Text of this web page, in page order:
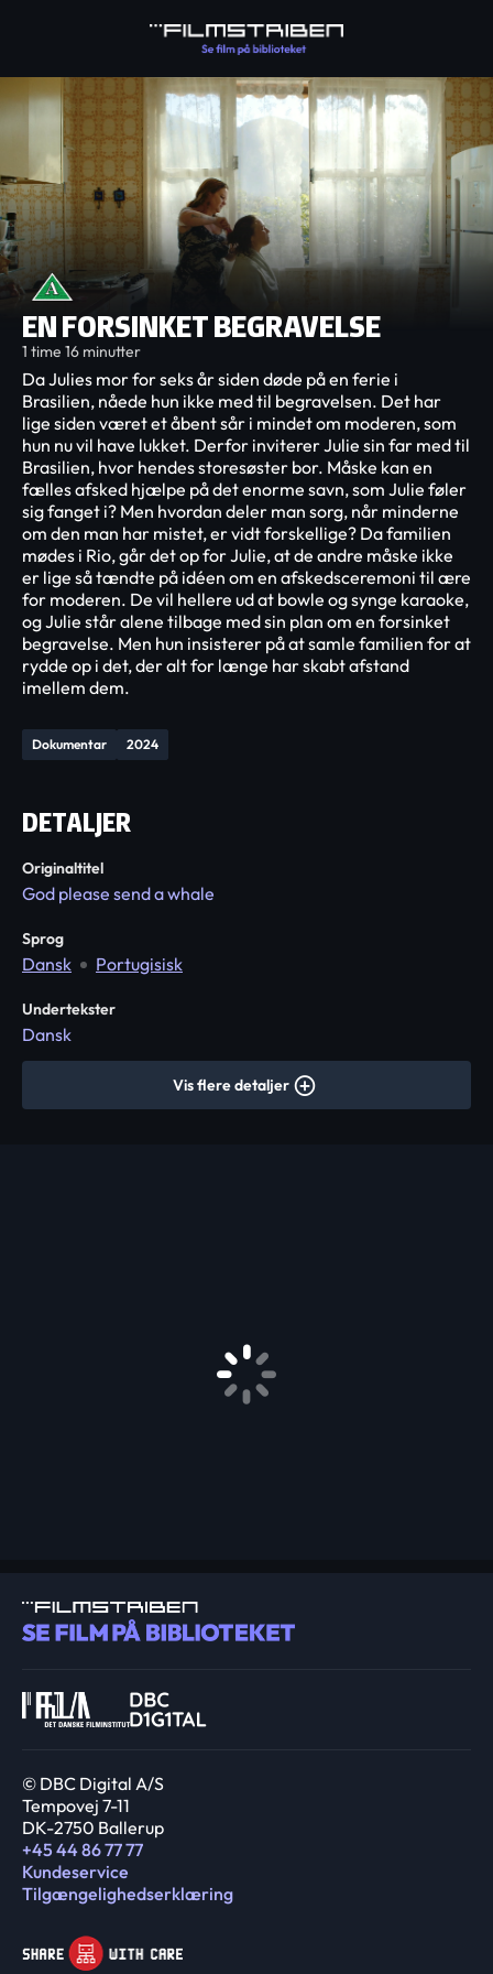
EN FORSINKET BEGRAVELSE
1 time 16 minutter
Dokumentar 2024
Da Julies mor for seks år siden døde på en ferie i
Brasilien, nåede hun ikke med til begravelsen. Det har
lige siden været et åbent sår i mindet om moderen, som
hun nu vil have lukket. Derfor inviterer Julie sin far med til
Brasilien, hvor hendes storesøster bor. Måske kan en
fælles afsked hjælpe på det enorme savn, som Julie føler
sig fanget i? Men hvordan deler man sorg, når minderne
om den man har mistet, er vidt forskellige? Da familien
mødes i Rio, går det op for Julie, at de andre måske ikke
er lige så tændte på idéen om en afskedsceremoni til ære
for moderen. De vil hellere ud at bowle og synge karaoke,
og Julie står alene tilbage med sin plan om en forsinket
begravelse. Men hun insisterer på at samle familien for at
rydde op i det, der alt for længe har skabt afstand
imellem dem.
DETALJER
Originaltitel
God please send a whale
Sprog
Dansk Portugisisk
Undertekster
Dansk
Vis flere detaljer
© DBC Digital A/S
Tempovej 7-11
DK-2750 Ballerup
+45 44 86 77 77
Kundeservice
Tilgængelighedserklæring